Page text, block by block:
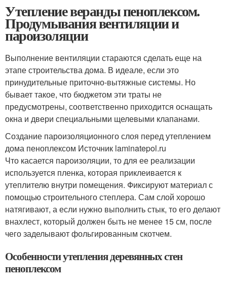
Утепление веранды пеноплексом.
Продумывания вентиляции и
пароизоляции
Выполнение вентиляции стараются сделать еще на
этапе строительства дома. В идеале, если это
принудительные приточно-вытяжные системы. Но
бывает такое, что бюджетом эти траты не
предусмотрены, соответственно приходится оснащать
окна и двери специальными щелевыми клапанами.
Создание пароизоляционного слоя перед утеплением
дома пеноплексом Источник laminatepol.ru
Что касается пароизоляции, то для ее реализации
используется пленка, которая приклеивается к
утеплителю внутри помещения. Фиксируют материал с
помощью строительного степлера. Сам слой хорошо
натягивают, а если нужно выполнить стык, то его делают
внахлест, который должен быть не менее 15 см, после
чего заделывают фольгированным скотчем.
Особенности утепления деревянных стен
пеноплексом